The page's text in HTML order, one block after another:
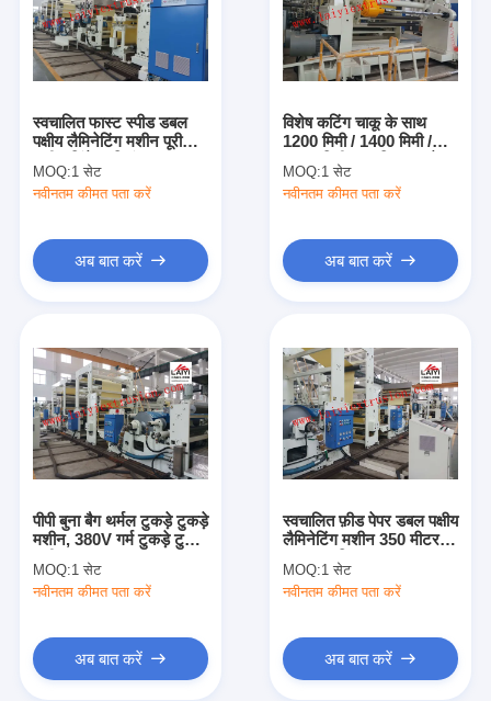
स्वचालित फास्ट स्पीड डबल
पक्षीय लैमिनेटिंग मशीन पूरी
मशीन लिंकेज नियंत्रण
MOQ:1 सेट
नवीनतम कीमत पता करें
अब बात करें
विशेष कटिंग चाकू के साथ
1200 मिमी / 1400 मिमी /
1700 मिमी स्वचालित टुकड़े
टुकड़े मशीन
MOQ:1 सेट
नवीनतम कीमत पता करें
अब बात करें
पीपी बुना बैग थर्मल टुकड़े टुकड़े
मशीन, 380V गर्म टुकड़े टुकड़े
MOQ:1 सेट
नवीनतम कीमत पता करें
अब बात करें
स्वचालित फ़ीड पेपर डबल पक्षीय
लैमिनेटिंग मशीन 350 मीटर /
न्यूनतम गति
MOQ:1 सेट
नवीनतम कीमत पता करें
अब बात करें